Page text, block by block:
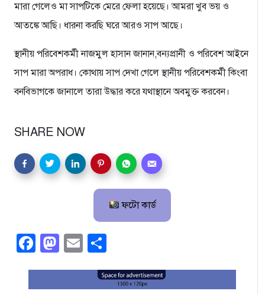
মারা গেলেও মা সাপটিকে মেরে ফেলা হয়েছে। আমরা খুব ভয় ও
আতঙ্কে আছি। ধারনা করছি ঘরে আরও সাপ আছে।
স্থানীয় পরিবেশকর্মী নাজমুল হাসান জানান,বন্যপ্রানী ও পরিবেশ আইনে
সাপ মারা অপরাধ। কোথায় সাপ দেখা গেলে স্থানীয় পরিবেশকর্মী কিংবা
বনবিভাগকে জানালে তারা উদ্ধার করে যথাস্থানে অবমুক্ত করবেন।
SHARE NOW
ফটো কার্ড
Facebook
Mastodon
Email